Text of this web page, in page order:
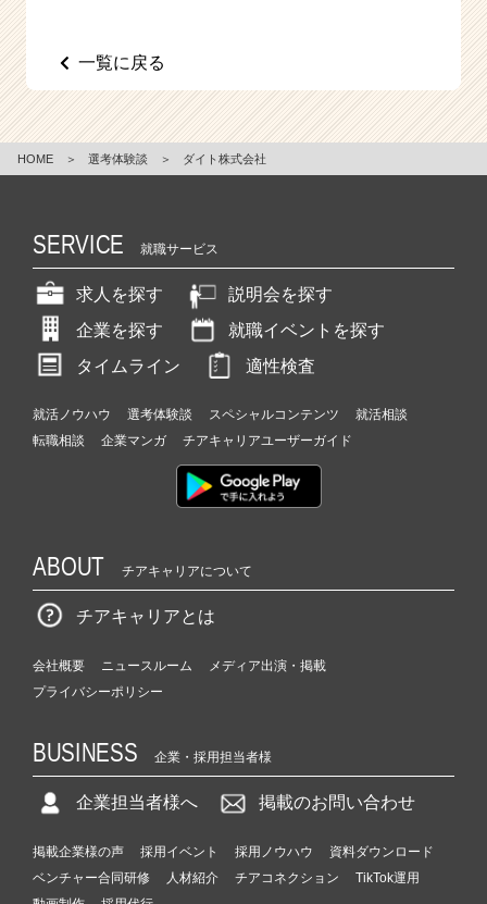
一覧に戻る
HOME ＞ 選考体験談 ＞ ダイト株式会社
SERVICE 就職サービス
求人を探す
説明会を探す
企業を探す
就職イベントを探す
タイムライン
適性検査
就活ノウハウ 選考体験談 スペシャルコンテンツ
就活相談
転職相談
企業マンガ チアキャリアユーザーガイド
ABOUT チアキャリアについて
チアキャリアとは
会社概要 ニュースルーム
メディア出演・掲載
プライバシーポリシー
BUSINESS 企業・採用担当者様
企業担当者様へ 掲載のお問い合わせ
掲載企業様の声 採用イベント 採用ノウハウ
資料ダウンロード
ベンチャー合同研修
人材紹介 チアコネクション
TikTok運用